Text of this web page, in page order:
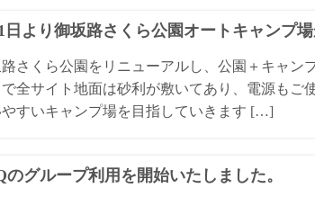
日より御坂路さくら公園オートキャンプ
さくら公園をリニューアルし、公園＋キャン
全サイト地面は砂利が敷いてあり、電源もご
すいキャンプ場を目指していきます […]
のグループ利用を開始いたしました。